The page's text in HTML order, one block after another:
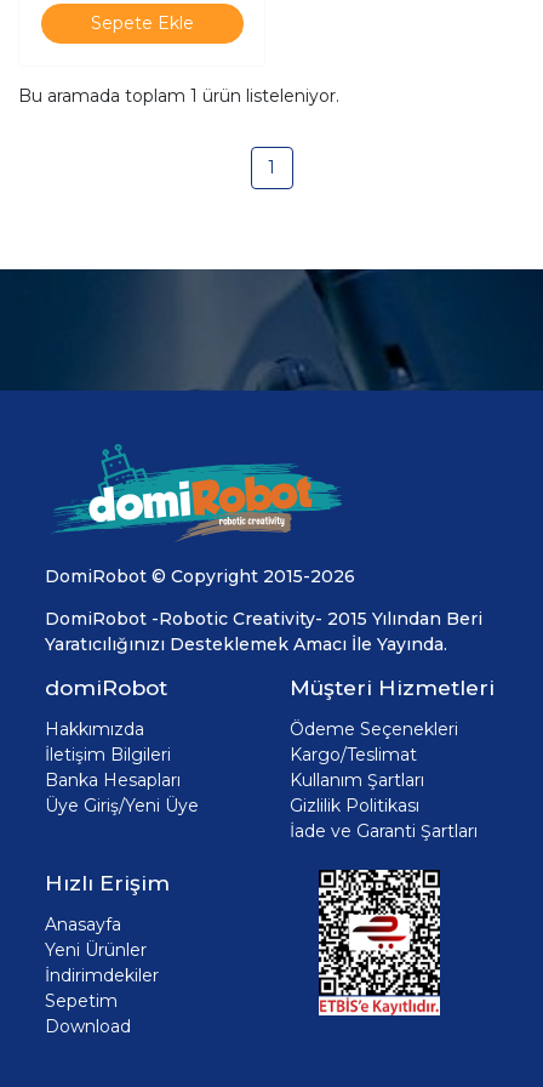
Sepete Ekle
Bu aramada toplam 1 ürün listeleniyor.
1
DomiRobot © Copyright 2015-2026
DomiRobot -Robotic Creativity- 2015 Yılından Beri
Yaratıcılığınızı Desteklemek Amacı İle Yayında.
domiRobot
Hakkımızda
İletişim Bilgileri
Banka Hesapları
Üye Giriş/Yeni Üye
Müşteri Hizmetleri
Ödeme Seçenekleri
Kargo/Teslimat
Kullanım Şartları
Gizlilik Politikası
İade ve Garanti Şartları
Hızlı Erişim
Anasayfa
Yeni Ürünler
İndirimdekiler
Sepetim
Download